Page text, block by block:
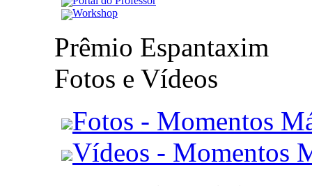
Workshop
Prêmio Espantaxim
Fotos e Vídeos
Fotos - Momentos
Vídeos - Momentos